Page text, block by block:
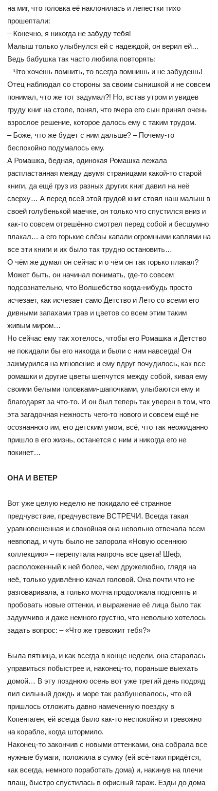
на миг, что головка её наклонилась и лепестки тихо
прошептали:
– Конечно, я никогда не забуду тебя!
Малыш только улыбнулся ей с надеждой, он верил ей…
Ведь бабушка так часто любила повторять:
– Что хочешь помнить, то всегда помнишь и не забудешь!
Отец наблюдал со стороны за своим сынишкой и не совсем
понимал, что же тот задумал?! Но, встав утром и увидев
груду книг на столе, понял, что вчера его сын принял очень
взрослое решение, которое далось ему с таким трудом.
– Боже, что же будет с ним дальше? – Почему-то
беспокойно подумалось ему.
А Ромашка, бедная, одинокая Ромашка лежала
распластанная между двумя страницами какой-то старой
книги, да ещё груз из разных других книг давил на неё
сверху… А перед всей этой грудой книг стоял наш малыш в
своей голубенькой маечке, он только что спустился вниз и
как-то совсем отрешённо смотрел перед собой и бесшумно
плакал… а его горькие слёзы капали огромными каплями на
все эти книги и их было так трудно остановить…
О чём же думал он сейчас и о чём он так горько плакал?
Может быть, он начинал понимать, где-то совсем
подсознательно, что Волшебство когда-нибудь просто
исчезает, как исчезает само Детство и Лето со всеми его
дивными запахами трав и цветов со всем этим таким
живым миром…
Но сейчас ему так хотелось, чтобы его Ромашка и Детство
не покидали бы его никогда и были с ним навсегда! Он
зажмурился на мгновение и ему вдруг почудилось, как все
ромашки и другие цветы шепчутся между собой, кивая ему
своими белыми головками-шапочками, улыбаются ему и
благодарят за что-то. И он был теперь так уверен в том, что
эта загадочная нежность чего-то нового и совсем ещё не
осознанного им, его детским умом, всё, что так неожиданно
пришло в его жизнь, останется с ним и никогда его не
покинет…
ОНА И ВЕТЕР
Вот уже целую неделю не покидало её странное
предчувствие, предчувствие ВСТРЕЧИ. Всегда такая
уравновешенная и спокойная она невольно отвечала всем
невпопад, и чуть было не запорола «Новую осеннюю
коллекцию» – перепутала напрочь все цвета! Шеф,
расположенный к ней более, чем дружелюбно, глядя на
неё, только удивлённо качал головой. Она почти что не
разговаривала, а только молча продолжала подгонять и
пробовать новые оттенки, и выражение её лица было так
задумчиво и даже немного грустно, что невольно хотелось
задать вопрос: – «Что же тревожит тебя?»
Была пятница, и как всегда в конце недели, она старалась
управиться побыстрее и, наконец-то, пораньше выехать
домой… В эту позднюю осень вот уже третий день подряд
лил сильный дождь и море так разбушевалось, что ей
пришлось отложить давно намеченную поездку в
Копенгаген, ей всегда было как-то неспокойно и тревожно
на корабле, когда штормило.
Наконец-то закончив с новыми оттенками, она собрала все
нужные бумаги, положила в сумку (ей всё-таки придётся,
как всегда, немного поработать дома) и, накинув на плечи
плащ, быстро спустилась в офисный гараж. Езды до дома